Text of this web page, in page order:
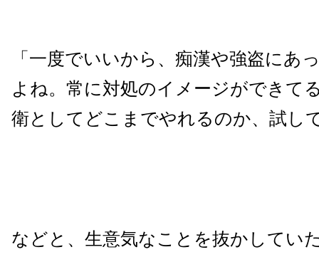
「一度でいいから、痴漢や強盗にあ
よね。常に対処のイメージができて
衛としてどこまでやれるのか、試し
などと、生意気なことを抜かしてい